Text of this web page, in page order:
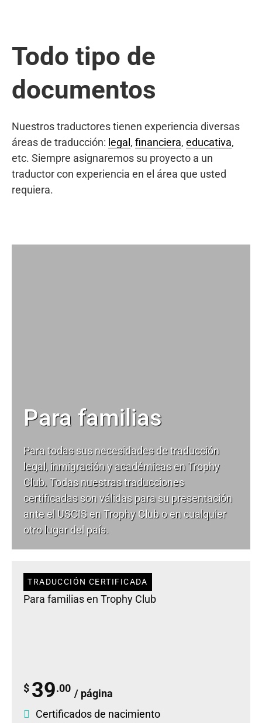
Todo tipo de
documentos
Nuestros traductores tienen experiencia diversas
áreas de traducción: legal , financiera, educativa,
etc. Siempre asignaremos su proyecto a un
traductor con experiencia en el área que usted
requiera.
Para familias
Para todas sus necesidades detraducción
legal, inmigración y académicas en Trophy
Club. Todas nuestras traducciones
certificadas son válidas para su presentación
ante el USCIS en Trophy Club o en cualquier
otro lugar del país.
TRADUCCIÓN CERTIFICADA
Para familias en Trophy Club
$ 39.00 / página
Certificados de nacimiento